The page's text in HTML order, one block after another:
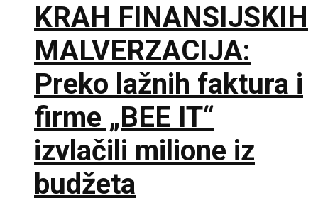
KRAH FINANSIJSKIH
MALVERZACIJA:
Preko lažnih faktura i
firme „BEE IT“
izvlačili milione iz
budžeta